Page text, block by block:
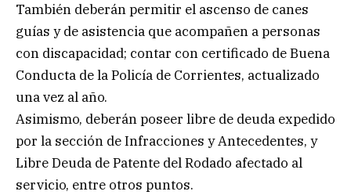
También deberán permitir el ascenso de canes
guías y de asistencia que acompañen a personas
con discapacidad; contar con certificado de Buena
Conducta de la Policía de Corrientes, actualizado
una vez al año.
Asimismo, deberán poseer libre de deuda expedido
por la sección de Infracciones y Antecedentes, y
Libre Deuda de Patente del Rodado afectado al
servicio, entre otros puntos.